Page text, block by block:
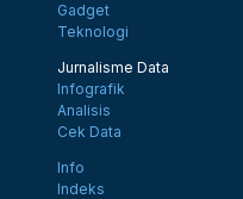
Gadget
Teknologi
Jurnalisme Data
Infografik
Analisis
Cek Data
Info
Indeks